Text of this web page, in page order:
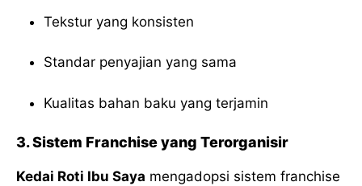
Tekstur yang konsisten
Standar penyajian yang sama
Kualitas bahan baku yang terjamin
3. Sistem Franchise yang Terorganisir
Kedai Roti Ibu Saya mengadopsi sistem franchise